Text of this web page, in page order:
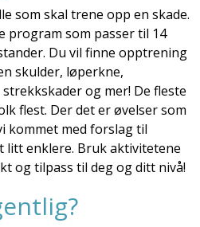
som skal trene opp en skade.
program som passer til 14
Du vil finne opptrening
skulder, løperkne,
og mer! De fleste
flest. Der det er øvelser som
kommet med forslag til
litt enklere. Bruk aktivitetene
og tilpass til deg og ditt nivå!